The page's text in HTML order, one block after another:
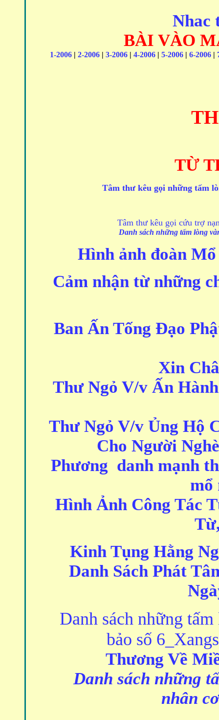
Nhac
BÀI VÀO
1-2006| 2-2006| 3-2006| 4-2006| 5-2006| 6-2006|
TỪ
Tâm thư kêu gọi những tấm
Tâm thư kêu gọi cứu trợ
Danh sách những tấm lòng
Hình ảnh đoàn
Cảm nhận từ những
Ban Ấn Tống Đạo
Xin
Thư Ngỏ V/v Ấn
Thư Ngỏ V/v Ủng Hộ
Cho Người
Phương danh mạnh
mổ
Hình Ảnh Công Tác
Kinh Tụng Hằng
Danh Sách Phát
Danh sách những
bảo số
Thương Về
Danh sách những
nhân